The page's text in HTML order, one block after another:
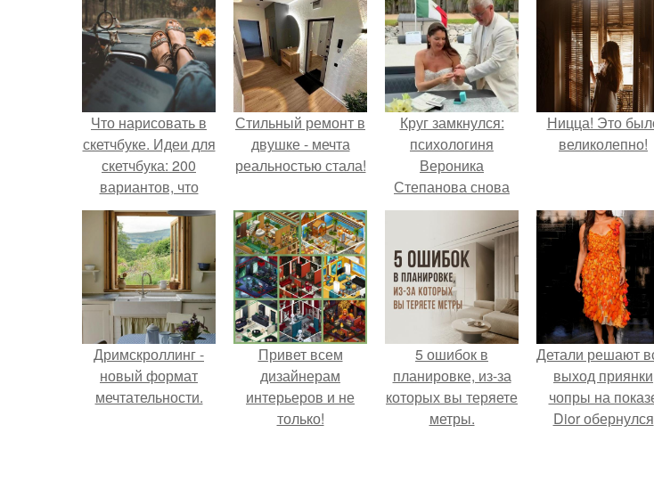
Что нарисовать в
скетчбуке. Идеи для
скетчбука: 200
вариантов, что
нарисовать в
скетчбуке.
Стильный ремонт в
двушке - мечта
реальностью стала!
Круг замкнулся:
психологиня
Вероника
Степанова снова
вышла замуж за
собственного
бывшего мужа.
Ницца! Это
великолепно!
Дримскроллинг -
новый формат
мечтательности.
Привет всем
дизайнерам
интерьеров и не
только!
5 ошибок в
планировке, из-за
которых вы теряете
метры.
Детали решают
выход приянки
чопры на
Dior обернулся